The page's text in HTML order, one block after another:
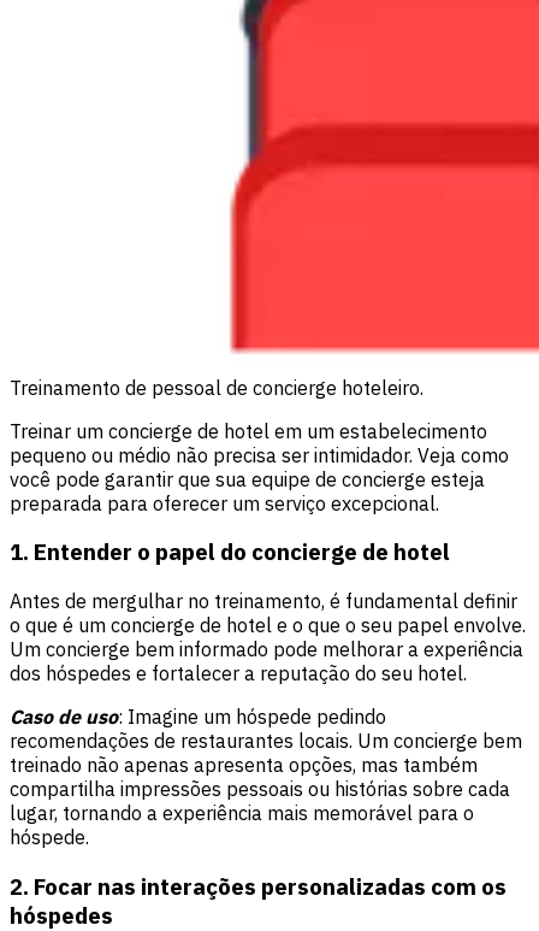
Treinamento de pessoal de concierge hoteleiro.
Treinar um concierge de hotel em um estabelecimento
pequeno ou médio não precisa ser intimidador. Veja como
você pode garantir que sua equipe de concierge esteja
preparada para oferecer um serviço excepcional.
1. Entender o papel do concierge de hotel
Antes de mergulhar no treinamento, é fundamental definir
o que é um concierge de hotel e o que o seu papel envolve.
Um concierge bem informado pode melhorar a experiência
dos hóspedes e fortalecer a reputação do seu hotel.
Caso de uso: Imagine um hóspede pedindo
recomendações de restaurantes locais. Um concierge bem
treinado não apenas apresenta opções, mas também
compartilha impressões pessoais ou histórias sobre cada
lugar, tornando a experiência mais memorável para o
hóspede.
2. Focar nas interações personalizadas com os
hóspedes